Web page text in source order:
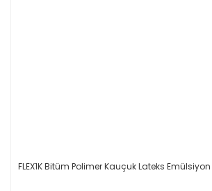
FLEX1K Bitüm Polimer Kauçuk Lateks